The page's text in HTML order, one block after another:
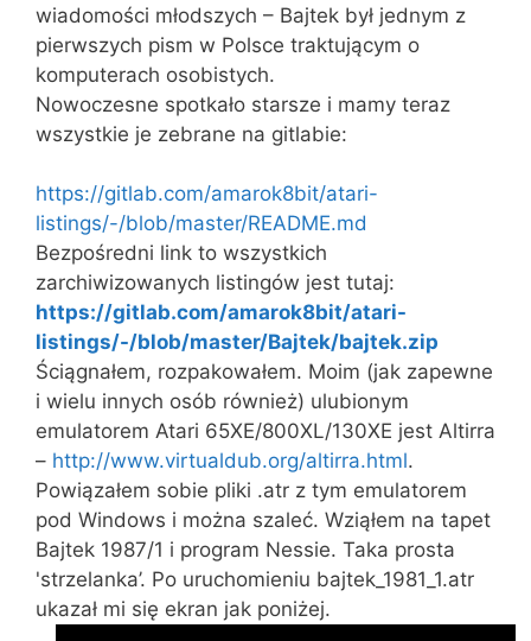
wiadomości młodszych – Bajtek był jednym z
pierwszych pism w Polsce traktującym o
komputerach osobistych.
Nowoczesne spotkało starsze i mamy teraz
wszystkie je zebrane na gitlabie:
https://gitlab.com/amarok8bit/atari-
listings/-/blob/master/README.md
Bezpośredni link to wszystkich
zarchiwizowanych listingów jest tutaj:
https://gitlab.com/amarok8bit/atari-
listings/-/blob/master/Bajtek/bajtek.zip
Ściągnałem, rozpakowałem. Moim (jak zapewne
i wielu innych osób również) ulubionym
emulatorem Atari 65XE/800XL/130XE jest Altirra
– http://www.virtualdub.org/altirra.html.
Powiązałem sobie pliki .atr z tym emulatorem
pod Windows i można szaleć. Wziąłem na tapet
Bajtek 1987/1 i program Nessie. Taka prosta
'strzelanka’. Po uruchomieniu bajtek_1981_1.atr
ukazał mi się ekran jak poniżej.